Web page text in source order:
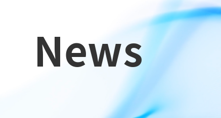
News